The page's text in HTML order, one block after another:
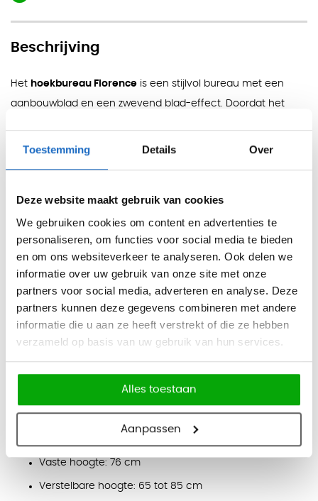
Toestemming Details Over
Deze website maakt gebruik van cookies
We gebruiken cookies om content en advertenties te
personaliseren, om functies voor social media te bieden
en om ons websiteverkeer te analyseren. Ook delen we
informatie over uw gebruik van onze site met onze
partners voor social media, adverteren en analyse. Deze
partners kunnen deze gegevens combineren met andere
informatie die u aan ze heeft verstrekt of die ze hebben
verzameld op basis van uw gebruik van hun services.
Alles toestaan
Aanpassen
Beschrijving
Het hoekbureau Florence is een stijlvol bureau met een
aanbouwblad en een zwevend blad-effect. Doordat het
lichte en minimalistische uitstraling voor moderne
in te delen, afhankelijk van de ruimte en de gewenste
Het bureaublad is 3 cm dik en afgewerkt met een
beschermende melamine toplaag. Deze afwerking is
krasbestendig, anti-reflecterend en eenvoudig schoon te
maken, waardoor het bureau geschikt is voor dagelijks
Kleuren
Afmetingen
Vaste hoogte: 76 cm
Verstelbare hoogte: 65 tot 85 cm